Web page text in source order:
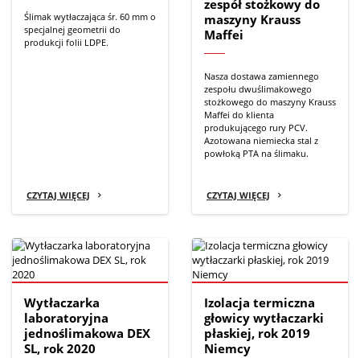
Ślimak wytłaczająca śr. 60 mm o
specjalnej geometrii do
produkcji folii LDPE.
CZYTAJ WIĘCEJ
zespół stożkowy do
maszyny Krauss
Maffei
Nasza dostawa zamiennego
zespołu dwuślimakowego
stożkowego do maszyny Krauss
Maffei do klienta
produkującego rury PCV.
Azotowana niemiecka stal z
powłoką PTA na ślimaku.
CZYTAJ WIĘCEJ
Wytłaczarka
laboratoryjna
jednoślimakowa DEX
SL, rok 2020
Izolacja termiczna
głowicy wytłaczarki
płaskiej, rok 2019
Niemcy